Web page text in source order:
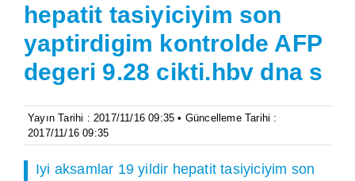
hepatit tasiyiciyim son
yaptirdigim kontrolde AFP
degeri 9.28 cikti.hbv dna s
Yayın Tarihi : 2017/11/16 09:35 • Güncelleme Tarihi :
2017/11/16 09:35
Iyi aksamlar 19 yildir hepatit tasiyiciyim son